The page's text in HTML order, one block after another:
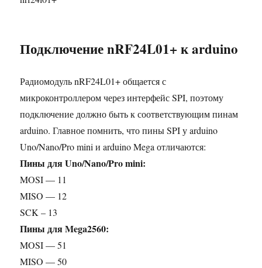
Подключение nRF24L01+ к arduino
Радиомодуль nRF24L01+ общается с
микроконтроллером через интерфейс SPI, поэтому
подключение должно быть к соответствующим пинам
arduino. Главное помнить, что пины SPI у arduino
Uno/Nano/Pro mini и arduino Mega отличаются:
Пины для Uno/Nano/Pro mini:
MOSI — 11
MISO — 12
SCK – 13
Пины для Mega2560:
MOSI — 51
MISO — 50